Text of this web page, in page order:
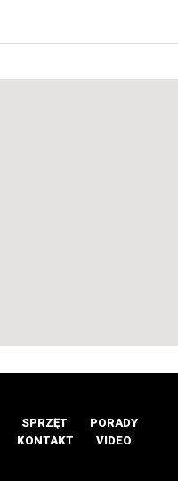
SPRZĘT
PORADY
KONTAKT VIDEO